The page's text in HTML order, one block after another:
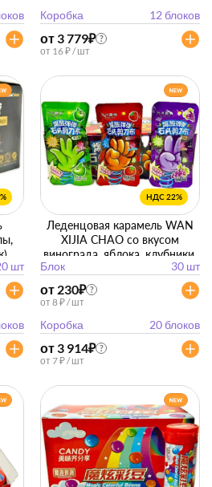
Коробка 12 блоков
от 3 779₽ ?
от 16 ₽ / шт
шт
НДС 22%
Леденцовая карамель WAN
XIJIA CHAO со вкусом
винограда, яблока, клубники,
бокс 270 г (9г*30 упак)
Блок 30 шт
от 230₽ ?
от 8 ₽ / шт
Коробка 20 блоков
от 3 914₽ ?
от 7 ₽ / шт